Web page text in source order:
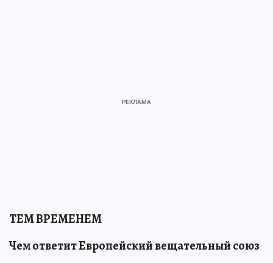
ТЕМ ВРЕМЕНЕМ
Чем ответит Европейский вещательный союз